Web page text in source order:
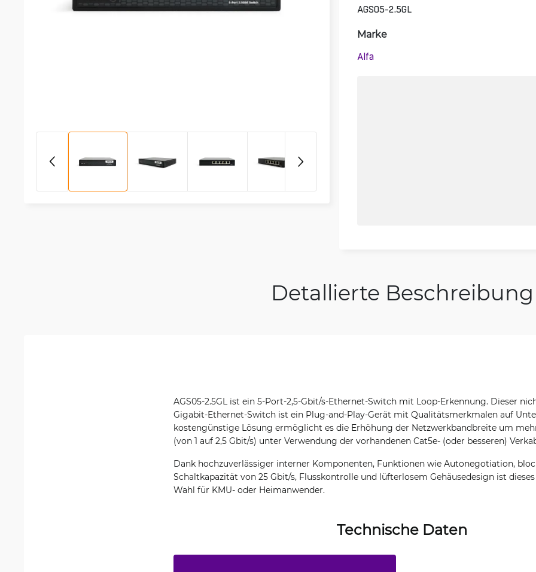
AGS05-2.5GL
Marke
Alfa
Detallierte Beschreibung
AGS05-2.5GL ist ein 5-Port-2,5-Gbit/s-Ethernet-Switch mit Loop-Erkennung. Dieser
Gigabit-Ethernet-Switch ist ein Plug-and-Play-Gerät mit Qualitätsmerkmalen auf
kostengünstige Lösung ermöglicht es die Erhöhung der Netzwerkbandbreite um
(von 1 auf 2,5 Gbit/s) unter Verwendung der vorhandenen Cat5e- (oder besseren)
Dank hochzuverlässiger interner Komponenten, Funktionen wie Autonegotiation,
Schaltkapazität von 25 Gbit/s, Flusskontrolle und lüfterlosem Gehäusedesign ist
Wahl für KMU- oder Heimanwender.
Technische Daten